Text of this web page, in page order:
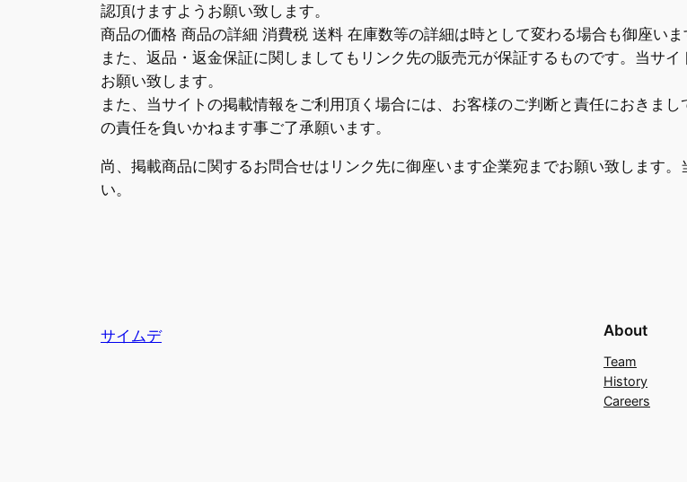
認頂けますようお願い致します。
商品の価格 商品の詳細 消費税 送料 在庫数等の詳細は時として変わる場合も御座いま
また、返品・返金保証に関しましてもリンク先の販売元が保証するものです。当サ
お願い致します。
また、当サイトの掲載情報をご利用頂く場合には、お客様のご判断と責任におきま
の責任を負いかねます事ご了承願います。
尚、掲載商品に関するお問合せはリンク先に御座います企業宛までお願い致します
い。
サイムデ About
Team
History
Careers